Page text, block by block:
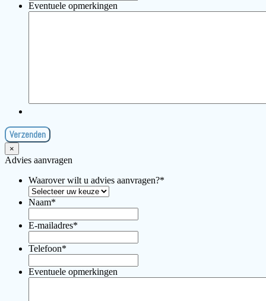
Eventuele opmerkingen
×
Advies aanvragen
Waarover wilt u advies aanvragen?*
Naam*
E-mailadres*
Telefoon*
Eventuele opmerkingen